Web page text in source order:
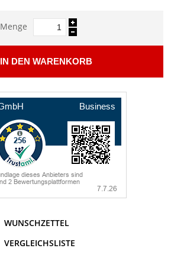
Menge
IN DEN WARENKORB
WUNSCHZETTEL
VERGLEICHSLISTE